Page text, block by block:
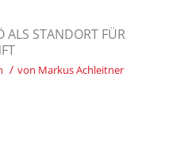
ALS STANDORT FÜR
/ von Markus Achleitner